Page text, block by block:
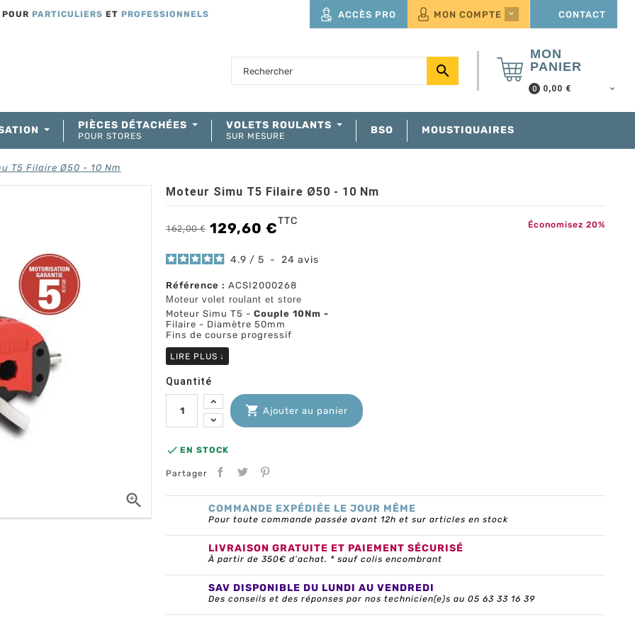
PARTICULIERS ET PROFESSIONNELS ACCÈS PRO MON COMPTE  CONTACT

MON
PANIER
0 0,00 €
PIÈCES DÉTACHÉES
POUR STORES
VOLETS ROULANTS
SUR MESURE BSO MOUSTIQUAIRES
T5 Filaire Ø50 - 10 Nm

Moteur Simu T5 Filaire Ø50 - 10 Nm
162,00 € 129,60 €TTC Économisez 20%
4.9 / 5 - 24 avis
Référence : ACSI2000268
Moteur volet roulant et store
Moteur Simu T5 - Couple 10Nm -
Filaire - Diamètre 50mm
Fins de course progressif
LIRE PLUS ↓
Quantité
 Ajouter au panier
 EN STOCK
Partager
COMMANDE EXPÉDIÉE LE JOUR MÊME
Pour toute commande passée avant 12h et sur articles en stock
LIVRAISON GRATUITE ET PAIEMENT SÉCURISÉ
À partir de 350€ d’achat. * sauf colis encombrant
SAV DISPONIBLE DU LUNDI AU VENDREDI
Des conseils et des réponses par nos technicien(e)s au 05 63 33 16 39